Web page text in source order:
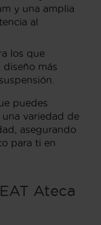
y una amplia
al
los que
más
puedes
variedad de
asegurando
para ti en
Ateca